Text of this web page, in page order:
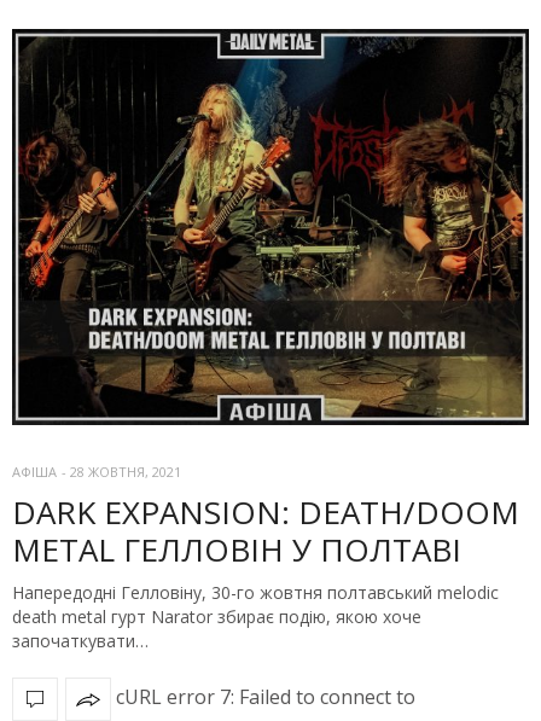
АФІША - 28 ЖОВТНЯ, 2021
DARK EXPANSION: DEATH/DOOM
METAL ГЕЛЛОВІН У ПОЛТАВІ
Напередодні Гелловіну, 30-го жовтня полтавський melodic
death metal гурт Narator збирає подію, якою хоче
започаткувати…
cURL error 7: Failed to connect to